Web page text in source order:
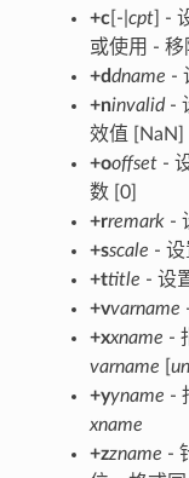
+c[-| cpt] -
或使用 -
+ddname -
+ninvalid-
效值 [NaN]
+ooffset-
数 [0]
+rremark-
+sscale -
+ttitle - 设
+vvarname
+xxname -
varname
+yyname -
xname
+zzname -